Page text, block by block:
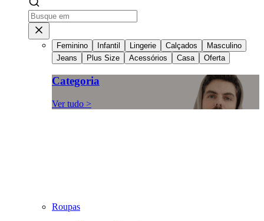
Feminino Infantil Lingerie Calçados
Masculino
Jeans
Plus Size Acessórios Casa Oferta
Categoria
Ver tudo >
Roupas